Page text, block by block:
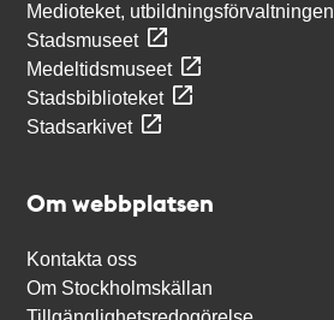
Medioteket, utbildningsförvaltningen
Stadsmuseet
Medeltidsmuseet
Stadsbiblioteket
Stadsarkivet
Om webbplatsen
Kontakta oss
Om Stockholmskällan